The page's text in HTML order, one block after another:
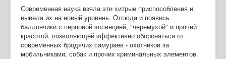
Современная наука взяла эти хитрые приспособления и
вывела их на новый уровень. Отсюда и появись
баллончики с перцовой эссенцией, "черемухой" и прочей
красотой, позволяющей эффективно обороняться от
современных бродячих самураев - охотников за
мобильниками, собак и прочих криминальных элементов.